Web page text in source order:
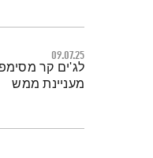
09.07.25
תמצית
לג'ים קר
מעניינת ממש